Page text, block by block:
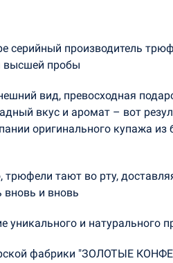
серийный производитель
высшей пробы
вид, превосходная
вкус и аромат – вот
оригинального купажа
тают во рту,
вновь и вновь
уникального и натурального
фабрики "ЗОЛОТЫЕ